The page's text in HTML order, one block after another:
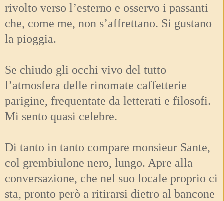
rivolto verso l’esterno e osservo i passanti
che, come me, non s’affrettano. Si gustano
la pioggia.
Se chiudo gli occhi vivo del tutto
l’atmosfera delle rinomate caffetterie
parigine, frequentate da letterati e filosofi.
Mi sento quasi celebre.
Di tanto in tanto compare monsieur Sante,
col grembiulone nero, lungo. Apre alla
conversazione, che nel suo locale proprio ci
sta, pronto però a ritirarsi dietro al bancone